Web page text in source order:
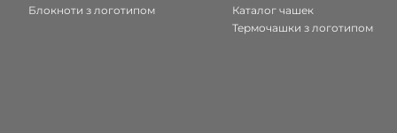
Блокноти з логотипом
Каталог чашек
Термочашки з логотипом